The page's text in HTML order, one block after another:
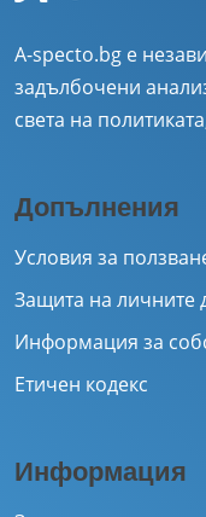
A-specto.bg е
задълбочени
света на
Допълнения
Условия за
Защита на личните
Информация за
Етичен кодекс
Информация